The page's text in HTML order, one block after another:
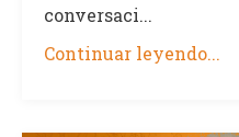
conversaci...
Continuar leyendo...